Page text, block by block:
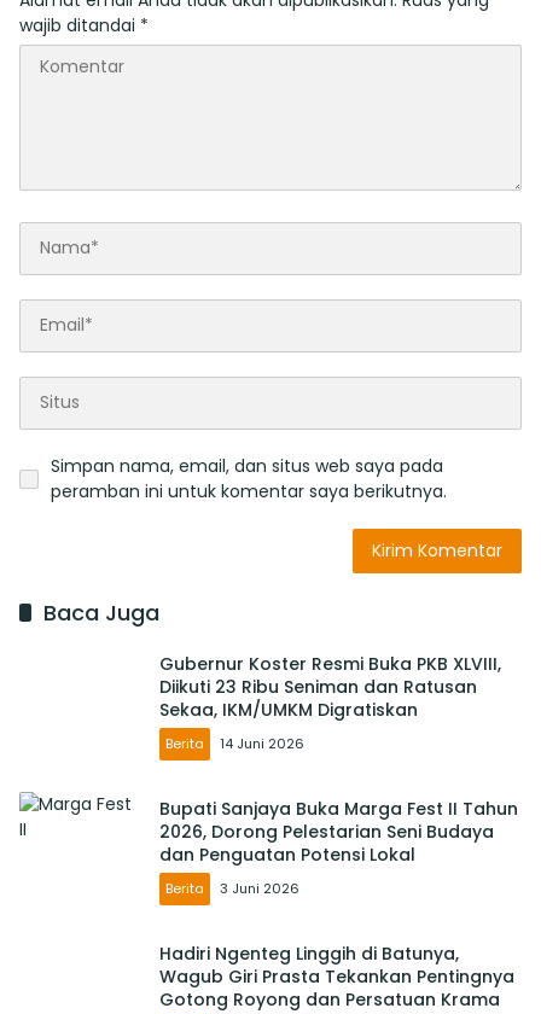
wajib ditandai *
Simpan nama, email, dan situs web saya pada
peramban ini untuk komentar saya berikutnya.
Baca Juga
Gubernur Koster Resmi Buka PKB XLVIII,
Diikuti 23 Ribu Seniman dan Ratusan
Sekaa, IKM/UMKM Digratiskan
Berita 14 Juni 2026
Bupati Sanjaya Buka Marga Fest II Tahun
2026, Dorong Pelestarian Seni Budaya
dan Penguatan Potensi Lokal
Berita 3 Juni 2026
Hadiri Ngenteg Linggih di Batunya,
Wagub Giri Prasta Tekankan Pentingnya
Gotong Royong dan Persatuan Krama